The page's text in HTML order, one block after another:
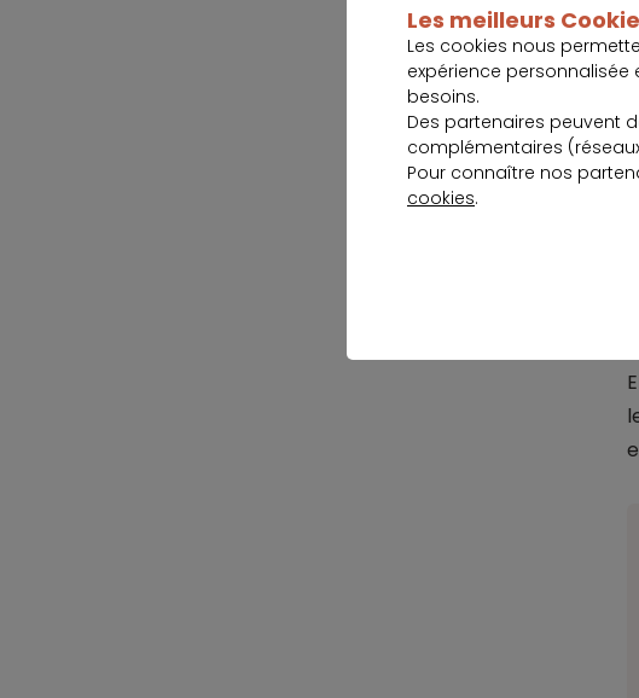
Les meilleurs
Les cookies nous
expérience
besoins.
Des partenaires peuvent
complémentaires
Pour connaître nos
cookies.